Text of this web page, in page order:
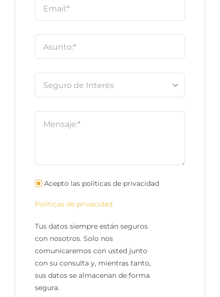
Acepto las políticas de privacidad
Políticas de privacidad
Tus datos siempre están seguros
con nosotros. Solo nos
comunicaremos con usted junto
con su consulta y, mientras tanto,
sus datos se almacenan de forma
segura.